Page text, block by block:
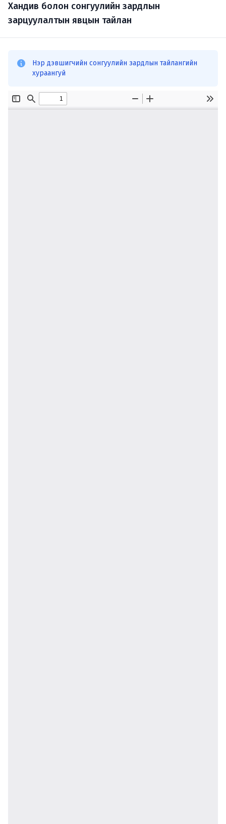
Хандив болон сонгуулийн зардлын
зарцуулалтын явцын тайлан
Нэр дэвшигчийн сонгуулийн зардлын тайлангийн
хураангуй